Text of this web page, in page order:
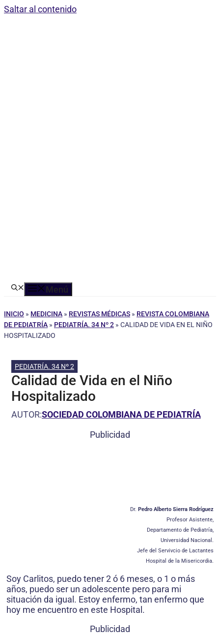
Saltar al contenido
Menú
INICIO » MEDICINA » REVISTAS MÉDICAS » REVISTA COLOMBIANA
DE PEDIATRÍA » PEDIATRÍA. 34 Nº 2 » CALIDAD DE VIDA EN EL NIÑO
HOSPITALIZADO
PEDIATRÍA. 34 Nº 2
Calidad de Vida en el Niño
Hospitalizado
AUTOR:SOCIEDAD COLOMBIANA DE PEDIATRÍA
Publicidad
Dr. Pedro Alberto Sierra Rodríguez
Profesor Asistente,
Departamento de Pediatría,
Universidad Nacional.
Jefe del Servivcio de Lactantes
Hospital de la Misericordia.
Soy Carlitos, puedo tener 2 ó 6 meses, o 1 o más
años, puedo ser un adolescente pero para mi
situación da igual. Estoy enfermo, tan enfermo que
hoy me encuentro en este Hospital.
Publicidad